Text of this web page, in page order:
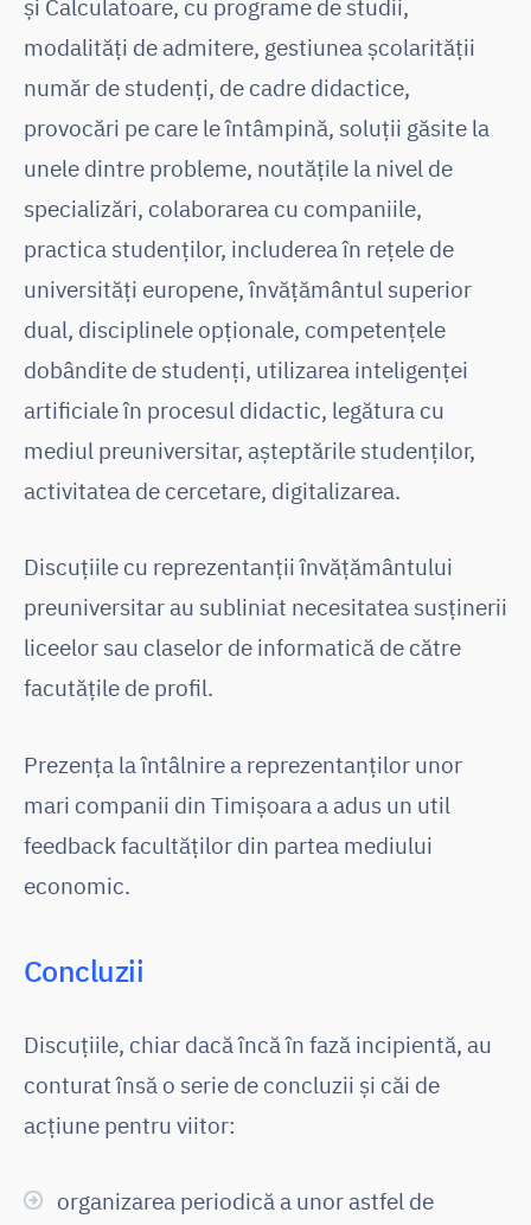
și Calculatoare, cu programe de studii,
modalități de admitere, gestiunea școlarității
număr de studenți, de cadre didactice,
provocări pe care le întâmpină, soluții găsite la
unele dintre probleme, noutățile la nivel de
specializări, colaborarea cu companiile,
practica studenților, includerea în rețele de
universități europene, învățământul superior
dual, disciplinele opționale, competențele
dobândite de studenți, utilizarea inteligenței
artificiale în procesul didactic, legătura cu
mediul preuniversitar, așteptările studenților,
activitatea de cercetare, digitalizarea.
Discuțiile cu reprezentanții învățământului
preuniversitar au subliniat necesitatea susținerii
liceelor sau claselor de informatică de către
facutățile de profil.
Prezența la întâlnire a reprezentanților unor
mari companii din Timișoara a adus un util
feedback facultăților din partea mediului
economic.
Concluzii
Discuțiile, chiar dacă încă în fază incipientă, au
conturat însă o serie de concluzii și căi de
acțiune pentru viitor:
organizarea periodică a unor astfel de